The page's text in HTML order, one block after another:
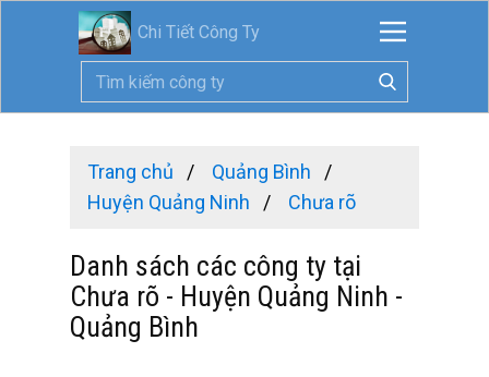
Chi Tiết Công Ty
Trang chủ
Quảng Bình
Huyện Quảng Ninh
Chưa rõ
Danh sách các công ty tại
Chưa rõ - Huyện Quảng Ninh -
Quảng Bình